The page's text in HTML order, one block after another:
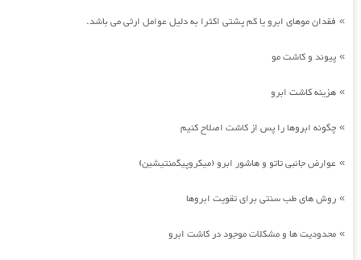
» فقدان موهای ابرو یا کم پشتی اکثرا به دلیل عوامل ارثی می باشد.
» پیوند و کاشت مو
» هزینه کاشت ابرو
» چگونه ابروها را پس از کاشت اصلاح کنیم
» عوارض جانبی تاتو و هاشور ابرو (میکروپیگمنتیشین)
» روش های طب سنتی برای تقویت ابروها
» محدودیت ها و مشکلات موجود در کاشت ابرو